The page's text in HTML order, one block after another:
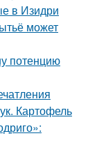
в Изидри
может
потенцию
Картофель